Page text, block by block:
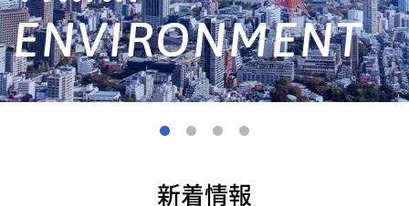
新着情報